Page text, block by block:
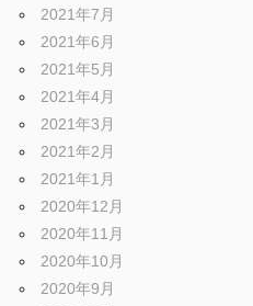
2021年7月
2021年6月
2021年5月
2021年4月
2021年3月
2021年2月
2021年1月
2020年12月
2020年11月
2020年10月
2020年9月